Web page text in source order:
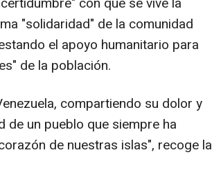
"solidaridad" de la comunidad
el apoyo humanitario para
de la población.
compartiendo su dolor y
un pueblo que siempre ha
de nuestras islas", recoge la